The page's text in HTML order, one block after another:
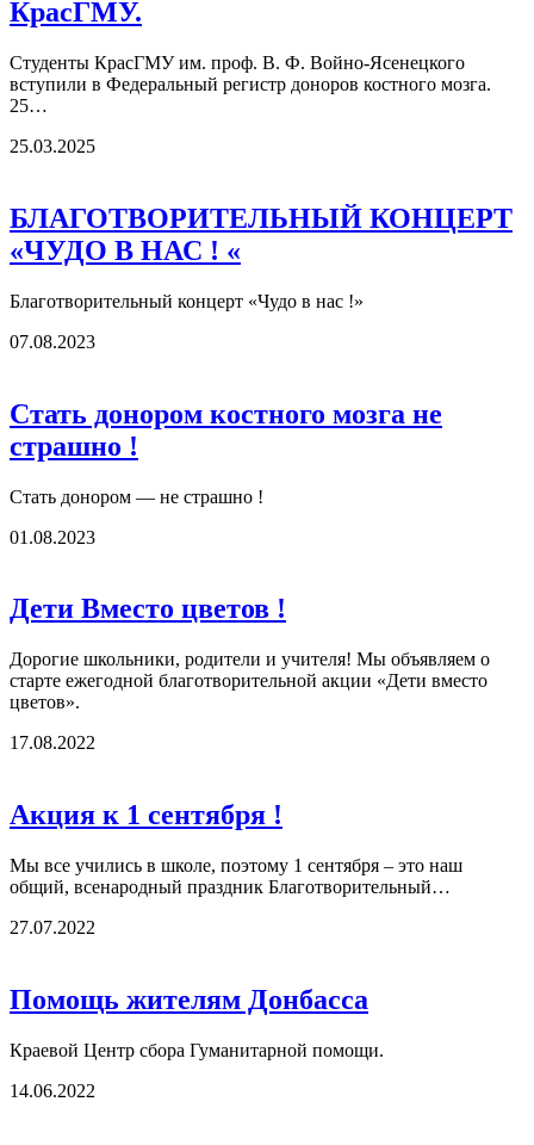
КрасГМУ.
Студенты КрасГМУ им. проф. В. Ф. Войно-Ясенецкого
вступили в Федеральный регистр доноров костного мозга.
25…
25.03.2025
БЛАГОТВОРИТЕЛЬНЫЙ КОНЦЕРТ
«ЧУДО В НАС ! «
Благотворительный концерт «Чудо в нас !»
07.08.2023
Стать донором костного мозга не
страшно !
Стать донором — не страшно !
01.08.2023
Дети Вместо цветов !
Дорогие школьники, родители и учителя! Мы объявляем о
старте ежегодной благотворительной акции «Дети вместо
цветов».
17.08.2022
Акция к 1 сентября !
Мы все учились в школе, поэтому 1 сентября – это наш
общий, всенародный праздник Благотворительный…
27.07.2022
Помощь жителям Донбасса
Краевой Центр сбора Гуманитарной помощи.
14.06.2022